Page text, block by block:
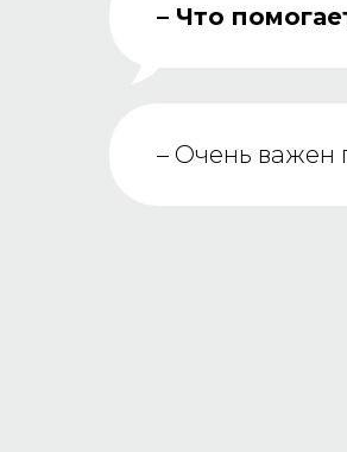
– Что
– Очень важен